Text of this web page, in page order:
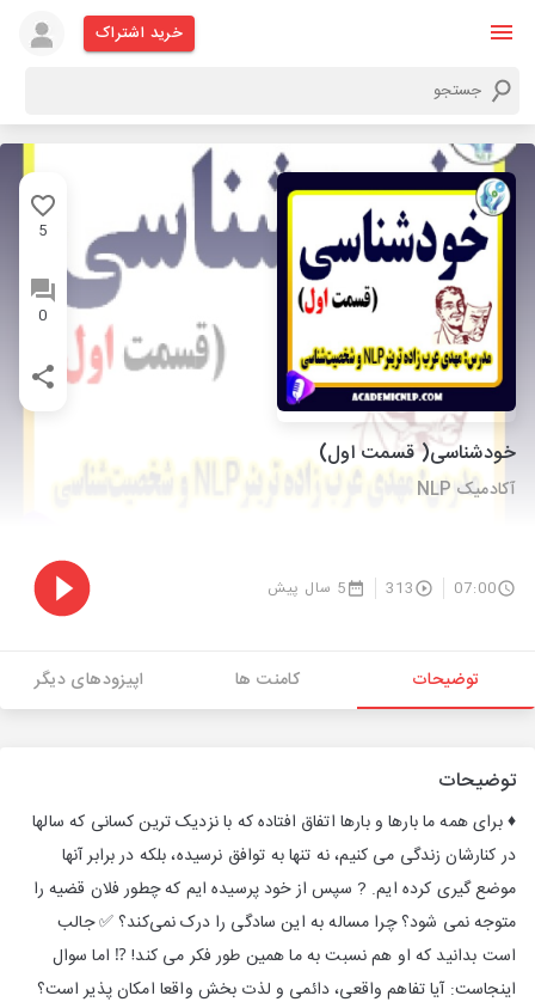
خرید اشتراک
5
0
خودشناسی( قسمت اول)
آکادمیک NLP
07:00
313 5 سال پیش
توضیحات کامنت ها اپیزودهای دیگر
توضیحات
♦️ برای همه ما بارها و بارها اتفاق افتاده که با نزدیک ترین کسانی که سالها
در کنارشان زندگی می کنیم، نه تنها به توافق نرسیده، بلکه در برابر آنها
موضع گیری کرده ایم. ? سپس از خود پرسیده ایم که چطور فلان قضیه را
متوجه نمی شود؟ چرا مساله به این سادگی را درک نمی‌کند؟ ✅ جالب
است بدانید که او هم نسبت به ما همین طور فکر می کند! ⁉️ اما سوال
اینجاست: آیا تفاهم واقعی، دائمی و لذت بخش واقعا امکان پذیر است؟